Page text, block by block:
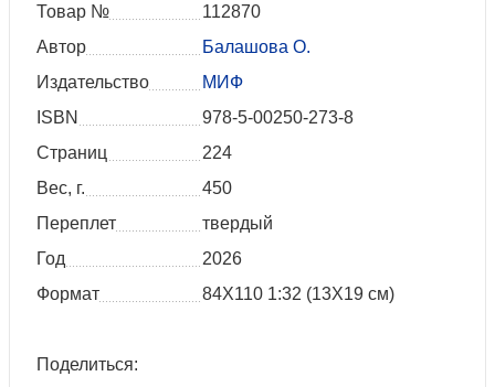
Товар №
112870
Автор
Балашова О.
Издательство
МИФ
ISBN
978-5-00250-273-8
Страниц
224
Вес, г.
450
Переплет
твердый
Год
2026
Формат
84Х110 1:32 (13Х19 см)
Поделиться: